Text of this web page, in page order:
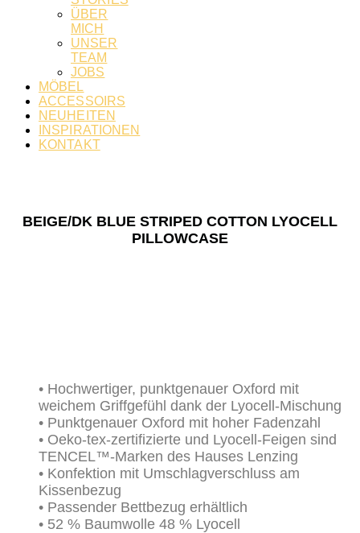
ÜBER
MICH
UNSER
TEAM
JOBS
MÖBEL
ACCESSOIRS
NEUHEITEN
INSPIRATIONEN
KONTAKT
BEIGE/DK BLUE STRIPED COTTON LYOCELL
PILLOWCASE
• Hochwertiger, punktgenauer Oxford mit
weichem Griffgefühl dank der Lyocell-Mischung
• Punktgenauer Oxford mit hoher Fadenzahl
• Oeko-tex-zertifizierte und Lyocell-Feigen sind
TENCEL™-Marken des Hauses Lenzing
• Konfektion mit Umschlagverschluss am
Kissenbezug
• Passender Bettbezug erhältlich
• 52 % Baumwolle 48 % Lyocell